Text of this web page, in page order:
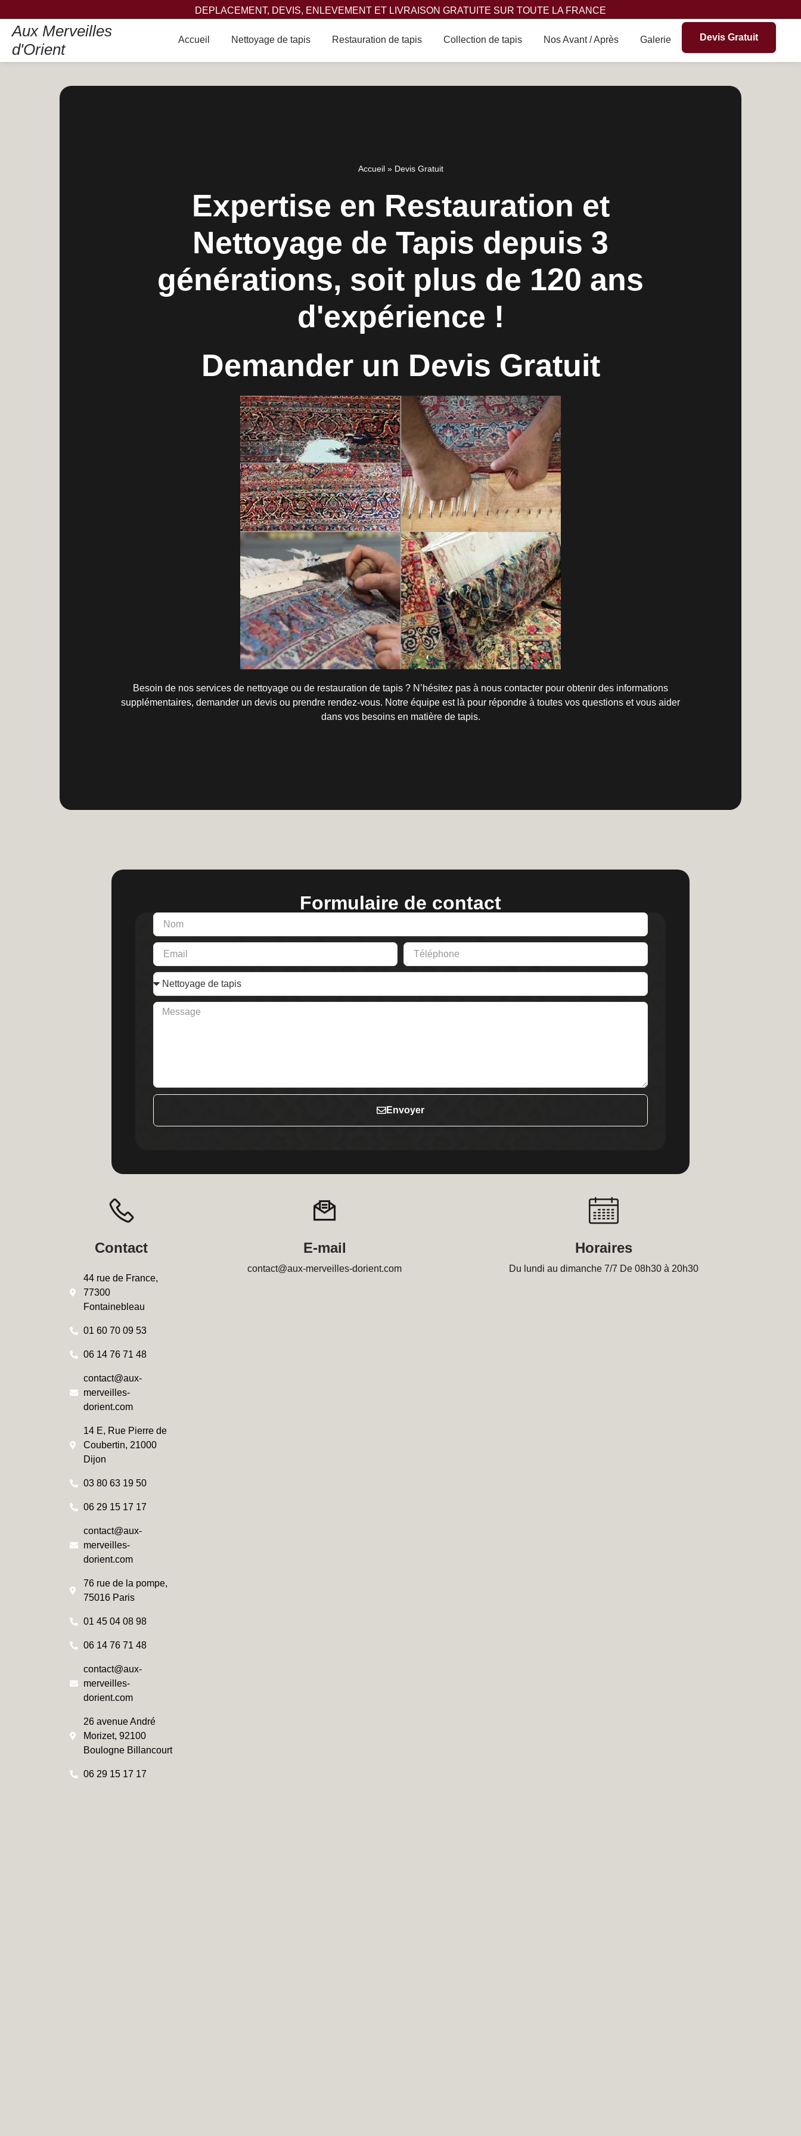
DEPLACEMENT, DEVIS, ENLEVEMENT ET LIVRAISON GRATUITE SUR TOUTE LA FRANCE
Aux Merveilles
d'Orient
Accueil Nettoyage de tapis Restauration de tapis Collection de tapis Nos Avant / Après Galerie Devis Gratuit
Accueil » Devis Gratuit
Expertise en Restauration et
Nettoyage de Tapis depuis 3
générations, soit plus de 120 ans
d'expérience !
Demander un Devis Gratuit
Besoin de nos services de nettoyage ou de restauration de tapis ? N’hésitez pas à nous contacter pour obtenir des informations
supplémentaires, demander un devis ou prendre rendez-vous. Notre équipe est là pour répondre à toutes vos questions et vous aider
dans vos besoins en matière de tapis.
Formulaire de contact
Envoyer
Contact
44 rue de France,
77300
Fontainebleau
01 60 70 09 53
06 14 76 71 48
contact@aux-
merveilles-
dorient.com
14 E, Rue Pierre de
Coubertin, 21000
Dijon
03 80 63 19 50
06 29 15 17 17
contact@aux-
merveilles-
dorient.com
76 rue de la pompe,
75016 Paris
01 45 04 08 98
06 14 76 71 48
contact@aux-
merveilles-
dorient.com
26 avenue André
Morizet, 92100
Boulogne Billancourt
06 29 15 17 17
E-mail
contact@aux-merveilles-dorient.com
Horaires
Du lundi au dimanche 7/7 De 08h30 à 20h30